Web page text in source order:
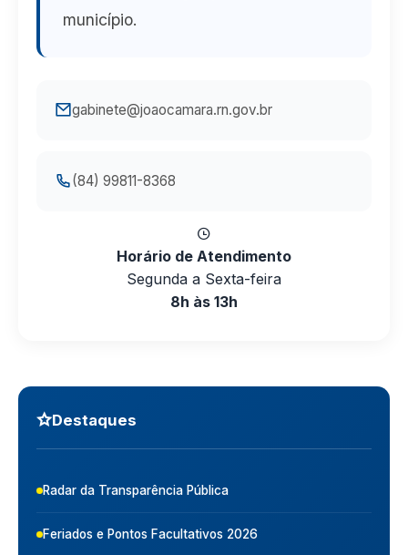
município.
gabinete@joaocamara.rn.gov.br
(84) 99811-8368
Horário de Atendimento
Segunda a Sexta-feira
8h às 13h
Destaques
Radar da Transparência Pública
Feriados e Pontos Facultativos 2026